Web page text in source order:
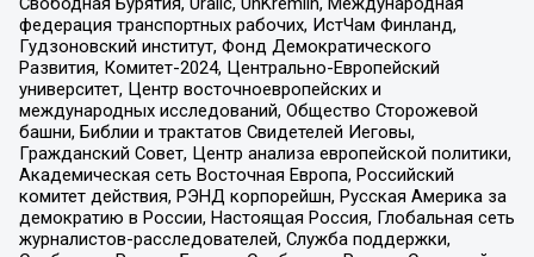
федерация транспортных рабочих, ИстЧам Финланд,
Гудзоновский институт, Фонд Демократического
Развития, Комитет-2024, Центрально-Европейский
университет, Центр восточноевропейских и
международных исследований, Общество Сторожевой
башни, Библии и трактатов Свидетелей Иеговы,
Гражданский Совет, Центр анализа европейской политики,
Академическая сеть Восточная Европа, Российский
комитет действия, РЭНД корпорейшн, Русская Америка за
демократию в России, Настоящая Россия, Глобальная сеть
журналистов-расследователей, Служба поддержки,